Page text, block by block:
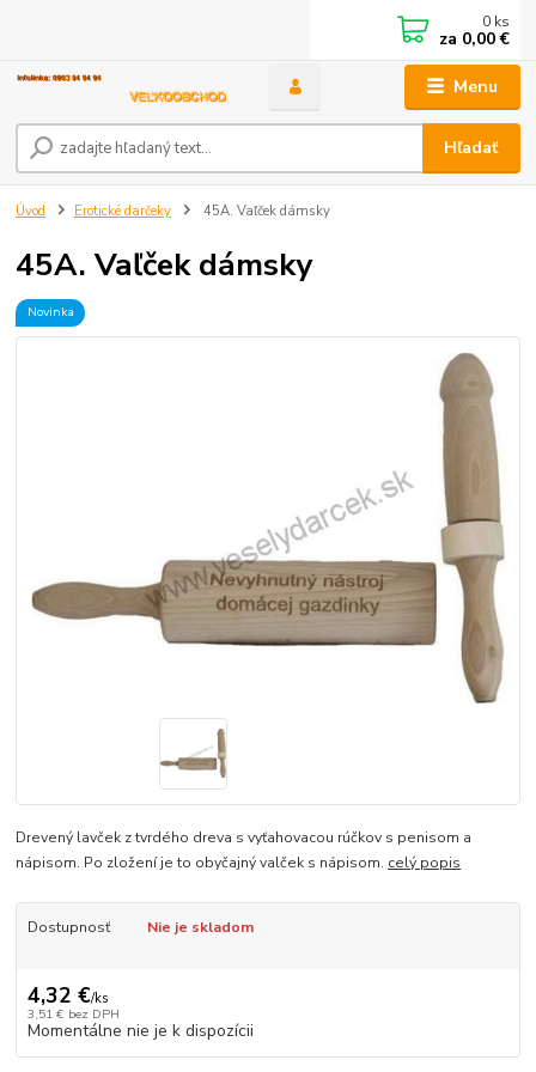
Menu
Hľadať
0 ks
za 0,00 €
Úvod Erotické darčeky 45A. Vaľček dámsky
45A. Vaľček dámsky
Novinka
Drevený lavček z tvrdého dreva s vyťahovacou rúčkov s penisom a
nápisom. Po zložení je to obyčajný valček s nápisom. celý popis
Dostupnosť Nie je skladom
4,32 €/ks
3,51 € bez DPH
Momentálne nie je k dispozícii